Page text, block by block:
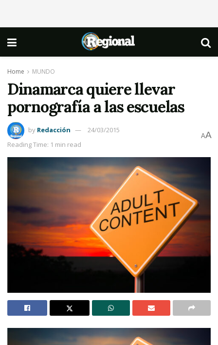
Home MUNDO
Dinamarca quiere llevar
pornografía a las escuelas
by Redacción
24/03/2015
Reading Time: 1 min read
AA